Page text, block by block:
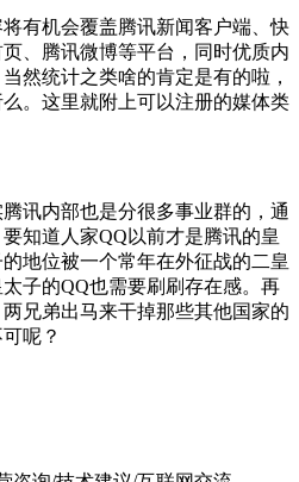
有机会覆盖腾讯新闻客户端、快
、腾讯微博等平台，同时优质内
然统计之类啥的肯定是有的啦，
。这里就附上可以注册的媒体类
讯内部也是分很多事业群的，通
知道人家QQ以前才是腾讯的皇
地位被一个常年在外征战的二皇
子的QQ也需要刷刷存在感。再
兄弟出马来干掉那些其他国家的
呢？